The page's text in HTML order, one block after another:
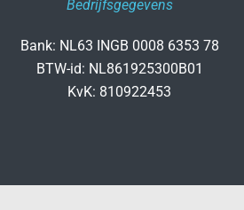
Bedrijfsgegevens
Bank: NL63 INGB 0008 6353 78
BTW-id: NL861925300B01
KvK: 810922453